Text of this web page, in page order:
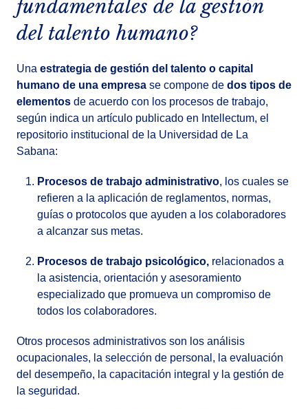
fundamentales de la gestión
del talento humano?
Una estrategia de gestión del talento o capital
humano de una empresa se compone de dos tipos de
elementos de acuerdo con los procesos de trabajo,
según indica un artículo publicado en Intellectum, el
repositorio institucional de la Universidad de La
Sabana:
Procesos de trabajo administrativo, los cuales se
refieren a la aplicación de reglamentos, normas,
guías o protocolos que ayuden a los colaboradores
a alcanzar sus metas.
Procesos de trabajo psicológico, relacionados a
la asistencia, orientación y asesoramiento
especializado que promueva un compromiso de
todos los colaboradores.
Otros procesos administrativos son los análisis
ocupacionales, la selección de personal, la evaluación
del desempeño, la capacitación integral y la gestión de
la seguridad.